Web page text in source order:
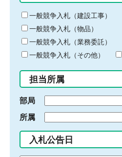
る
キ
ー
ワ
ー
ド
入
力
一般競争入札（建設工事）
一般競争入札（物品）
一般競争入札（業務委託）
一般競争入札（その他）
担当所属
部局
所属
入札公告日